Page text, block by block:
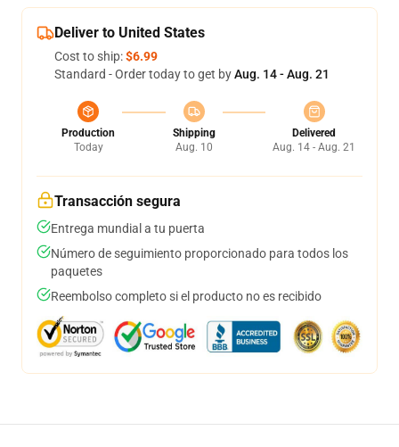
Deliver to United States
Cost to ship:$6.99
Standard - Order today to get byAug. 14 - Aug. 21
Production
Today
Shipping
Aug. 10
Delivered
Aug. 14 - Aug. 21
Transacción segura
Entrega mundial a tu puerta
Número de seguimiento proporcionado para todos los
paquetes
Reembolso completo si el producto no es recibido